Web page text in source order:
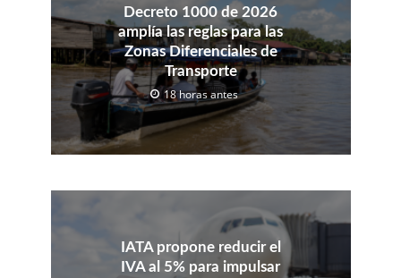
Decreto 1000 de 2026
amplía las reglas para las
Zonas Diferenciales de
Transporte
18 horas antes
IATA propone reducir el
IVA al 5% para impulsar